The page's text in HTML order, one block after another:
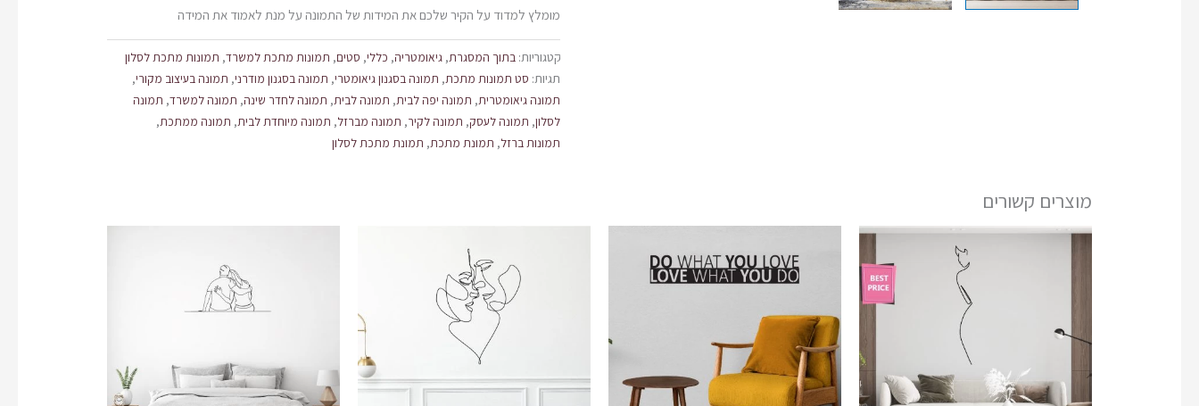
מומלץ למדוד על הקיר שלכם את המידות של התמונה על מנת לאמוד את המידה
קטגוריות:בתוך המסגרת,גיאומטריה, כללי, סטים, תמונות מתכת למשרד, תמונות מתכת לסלון
תגיות: סט תמונות מתכת, תמונה בסגנון גיאומטרי, תמונה בסגנון מודרני, תמונה בעיצוב מקורי,
תמונה גיאומטרית, תמונה יפה לבית, תמונה לבית, תמונה לחדר שינה, תמונה למשרד, תמונה
לסלון, תמונה לעסק, תמונה לקיר, תמונה מברזל, תמונה מיוחדת לבית, תמונה ממתכת,
תמונות ברזל, תמונת מתכת, תמונת מתכת לסלון
מוצרים קשורים
המחיר
המחיר
הנוכחי
הוא:
₪299.00.